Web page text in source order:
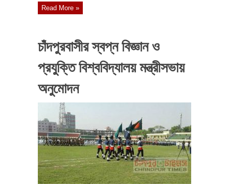
Read More »
চাঁদপুরবাসীর স্বপ্ন বিজ্ঞান ও
প্রযুক্তি বিশ্ববিদ্যালয় মন্ত্রীসভায়
অনুমোদন